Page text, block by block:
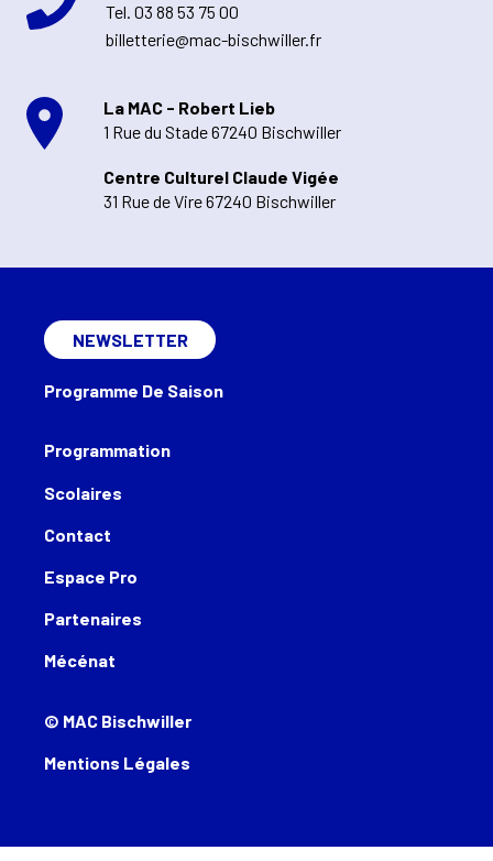
Tel. 03 88 53 75 00
billetterie@mac-bischwiller.fr
La MAC - Robert Lieb
1 Rue du Stade 67240 Bischwiller
Centre Culturel Claude Vigée
31 Rue de Vire 67240 Bischwiller
Programmation
Scolaires
Contact
Espace Pro
Partenaires
Mécénat
NEWSLETTER
Programme De Saison
© MAC Bischwiller
Mentions Légales